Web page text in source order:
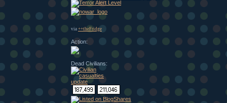
via ++theFridge
Action:
Dead Civilians: